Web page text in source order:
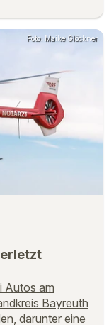
Foto: Maike Glöckner
Autos am
Bayreuth
darunter eine